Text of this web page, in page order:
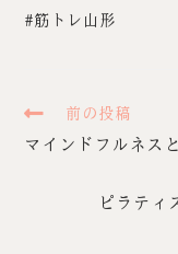
#筋トレ山形
前の投稿
マインドフルネス
ピラティ